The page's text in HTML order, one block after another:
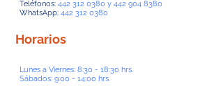
Teléfonos: 442 312 0380 y 442 904 8380
WhatsApp: 442 312 0380
Horarios
Lunes a Viernes: 8:30 - 18:30 hrs.
Sábados: 9:00 - 14:00 hrs.